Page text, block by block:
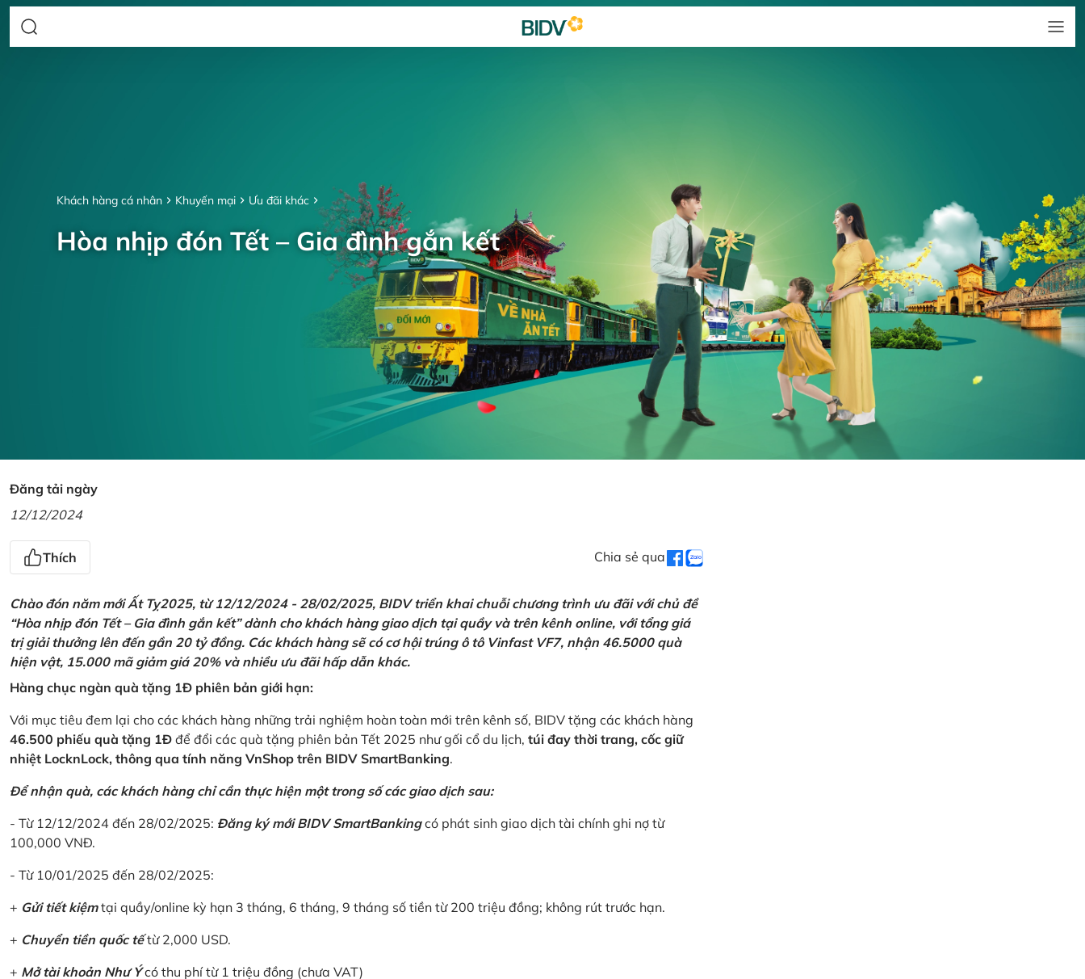
Khách hàng cá nhân Khuyến mại Ưu đãi khác
Hòa nhịp đón Tết – Gia đình gắn kết
Đăng tải ngày
12/12/2024
Thích Chia sẻ qua
Chào đón năm mới Ất Tỵ2025, từ 12/12/2024 - 28/02/2025, BIDV triển khai chuỗi chương trình ưu đãi với chủ đề
“Hòa nhịp đón Tết – Gia đình gắn kết” dành cho khách hàng giao dịch tại quầy và trên kênh online, với tổng giá
trị giải thưởng lên đến gần 20 tỷ đồng. Các khách hàng sẽ có cơ hội trúng ô tô Vinfast VF7, nhận 46.5000 quà
hiện vật, 15.000 mã giảm giá 20% và nhiều ưu đãi hấp dẫn khác.
Hàng chục ngàn quà tặng 1Đ phiên bản giới hạn:
Với mục tiêu đem lại cho các khách hàng những trải nghiệm hoàn toàn mới trên kênh số, BIDV tặng các khách hàng
46.500 phiếu quà tặng 1Đ để đổi các quà tặng phiên bản Tết 2025 như gối cổ du lịch, túi đay thời trang, cốc giữ
nhiệt LocknLock, thông qua tính năng VnShop trên BIDV SmartBanking.
Để nhận quà, các khách hàng chỉ cần thực hiện một trong số các giao dịch sau:
- Từ 12/12/2024 đến 28/02/2025: Đăng ký mới BIDV SmartBankingcó phát sinh giao dịch tài chính ghi nợ từ
100,000 VNĐ.
- Từ 10/01/2025 đến 28/02/2025:
+ Gửi tiết kiệmtại quầy/online kỳ hạn 3 tháng, 6 tháng, 9 tháng số tiền từ 200 triệu đồng; không rút trước hạn.
+ Chuyển tiền quốc tếtừ 2,000 USD.
+ Mở tài khoản Như Ýcó thu phí từ 1 triệu đồng (chưa VAT)